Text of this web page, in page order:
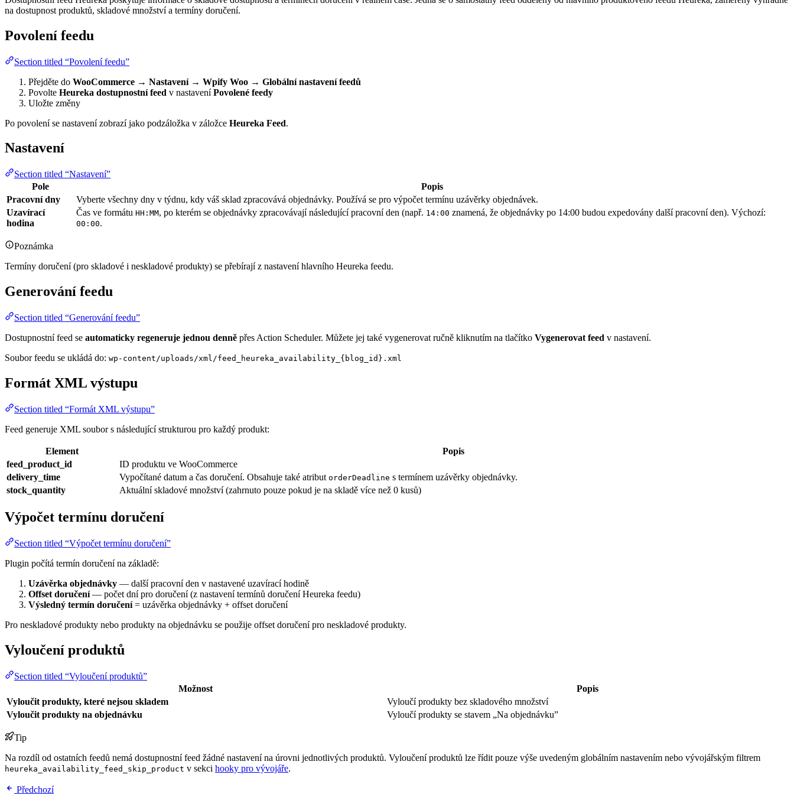
na dostupnost produktů, skladové množství a termíny doručení.
Povolení feedu
Section titled “Povolení feedu”
Přejděte do WooCommerce → Nastavení → Wpify Woo → Globální nastavení feedů
Povolte Heureka dostupnostní feed v nastaveníPovolené feedy
Uložte změny
Po povolení se nastavení zobrazí jako podzáložka v záložce Heureka Feed.
Nastavení
Section titled “Nastavení”
Pole
Popis
Pracovní dny
Vyberte všechny dny v týdnu, kdy váš sklad zpracovává objednávky. Používá se pro výpočet termínu uzávěrky objednávek.
Uzavírací
hodina
Čas ve formátu HH:MM, po kterém se objednávky zpracovávají následující pracovní den (např. 14:00 znamená, že objednávky po 14:00 budou expedovány další pracovní den). Výchozí:
00:00.
Poznámka
Termíny doručení (pro skladové i neskladové produkty) se přebírají z nastavení hlavního Heureka feedu.
Generování feedu
Section titled “Generování feedu”
Dostupnostní feed se automaticky regeneruje jednou denně přes Action Scheduler. Můžete jej také vygenerovat ručně kliknutím na tlačítko Vygenerovat feed v nastavení.
Soubor feedu se ukládá do: wp-content/uploads/xml/feed_heureka_availability_{blog_id}.xml
Formát XML výstupu
Section titled “Formát XML výstupu”
Feed generuje XML soubor s následující strukturou pro každý produkt:
Element
Popis
feed_product_id
ID produktu ve WooCommerce
delivery_time
Vypočítané datum a čas doručení. Obsahuje také atribut orderDeadline s termínem uzávěrky objednávky.
stock_quantity
Aktuální skladové množství (zahrnuto pouze pokud je na skladě více než 0 kusů)
Výpočet termínu doručení
Section titled “Výpočet termínu doručení”
Plugin počítá termín doručení na základě:
Uzávěrka objednávky — další pracovní den v nastavené uzavírací hodině
Offset doručení— počet dní pro doručení (z nastavení termínů doručení Heureka feedu)
Výsledný termín doručení= uzávěrka objednávky + offset doručení
Pro neskladové produkty nebo produkty na objednávku se použije offset doručení pro neskladové produkty.
Vyloučení produktů
Section titled “Vyloučení produktů”
Možnost
Popis
Vyloučit produkty, které nejsou skladem
Vyloučí produkty bez skladového množství
Vyloučit produkty na objednávku
Vyloučí produkty se stavem „Na objednávku”
Tip
Na rozdíl od ostatních feedů nemá dostupnostní feed žádné nastavení na úrovni jednotlivých produktů. Vyloučení produktů lze řídit pouze výše uvedeným globálním nastavením nebo vývojářským filtrem
heureka_availability_feed_skip_product v sekci hooky pro vývojáře.
Předchozí